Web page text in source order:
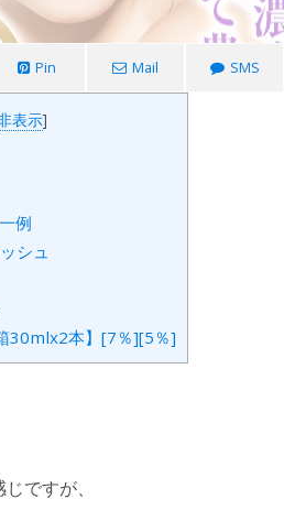
Pin Mail SMS
表示]
例
シュ
30mlx2本】[7％][5％]
ですが、